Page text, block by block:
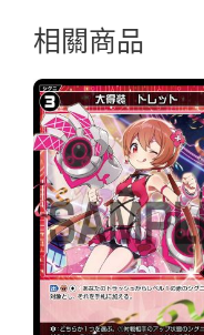
法
LB」
數
量
相關商品